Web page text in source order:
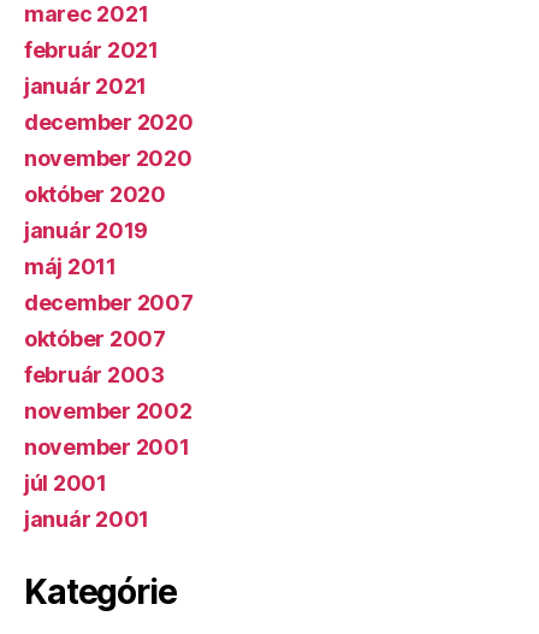
marec 2021
február 2021
január 2021
december 2020
november 2020
október 2020
január 2019
máj 2011
december 2007
október 2007
február 2003
november 2002
november 2001
júl 2001
január 2001
Kategórie